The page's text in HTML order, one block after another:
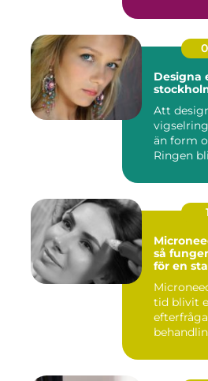
Designa
Att
än form
Ringen
så
för en
tid blivit